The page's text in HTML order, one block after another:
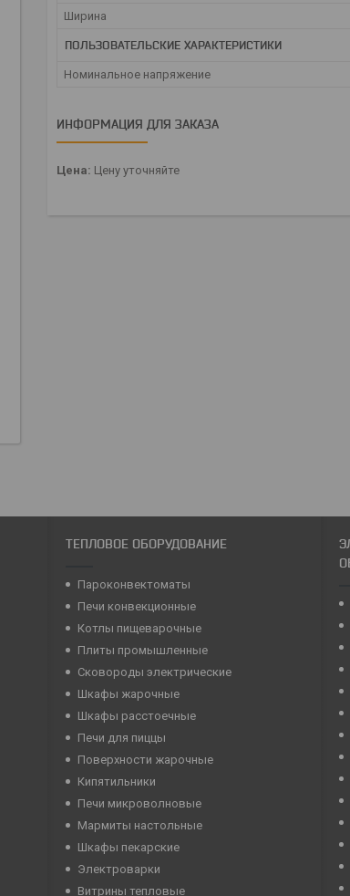
Ширина
ПОЛЬЗОВАТЕЛЬСКИЕ ХАРАКТЕРИСТИКИ
Номинальное напряжение
ИНФОРМАЦИЯ ДЛЯ ЗАКАЗА
Цена: Цену уточняйте
ТЕПЛОВОЕ ОБОРУДОВАНИЕ
Пароконвектоматы
Печи конвекционные
Котлы пищеварочные
Плиты промышленные
Сковороды электрические
Шкафы жарочные
Шкафы расстоечные
Печи для пиццы
Поверхности жарочные
Кипятильники
Печи микроволновые
Мармиты настольные
Шкафы пекарские
Электроварки
Витрины тепловые